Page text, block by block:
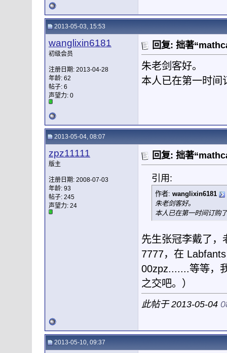
2013-05-03, 15:53
wanglixin6181
初级会员
注册日期: 2013-04-28
年龄: 62
帖子: 6
声望力: 0
回复: 拙著
朱老剑客好。
本人已在第一时间
2013-05-04, 08:07
zpz11111
版主
注册日期: 2008-07-03
年龄: 93
帖子: 245
声望力: 24
回复: 拙著
引用:
作者: wanglixin6181
朱老剑客好。
本人已在第一时间订购
先生张冠李戴了，
7777，在
00zpz.......等等，
之交吧。）
此帖于 2013-05-04
2013-05-10, 09:37